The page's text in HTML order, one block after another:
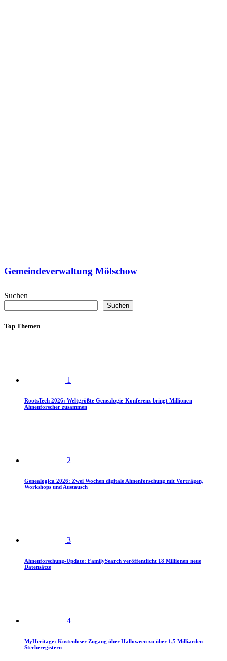
Gemeindeverwaltung Mölschow
Suchen
Suchen
Top Themen
1
RootsTech 2026: Weltgrößte Genealogie-Konferenz bringt Millionen
Ahnenforscher zusammen
2
Genealogica 2026: Zwei Wochen digitale Ahnenforschung mit Vorträgen,
Workshops und Austausch
3
Ahnenforschung-Update: FamilySearch veröffentlicht 18 Millionen neue
Datensätze
4
MyHeritage: Kostenloser Zugang über Halloween zu über 1,5 Milliarden
Sterberegistern